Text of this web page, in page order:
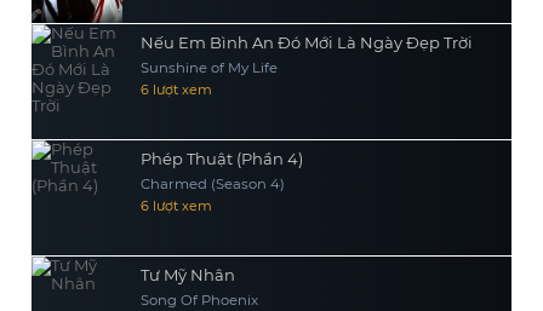
Nếu Em Bình An Đó Mới Là Ngày Đẹp Trời
Sunshine of My Life
6 lượt xem
Phép Thuật (Phần 4)
Charmed (Season 4)
6 lượt xem
Tư Mỹ Nhân
Song Of Phoenix